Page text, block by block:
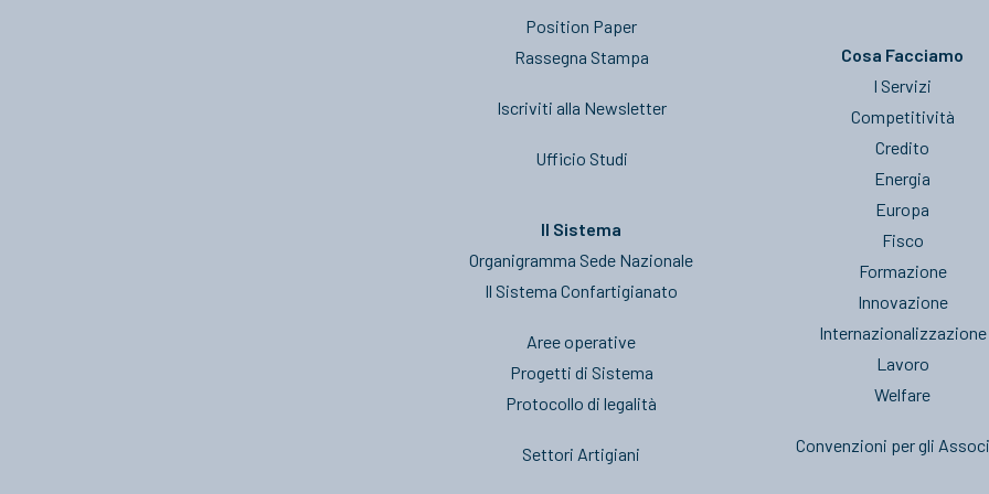
Position Paper
Rassegna Stampa
Iscriviti alla Newsletter
Ufficio Studi
Il Sistema
Organigramma Sede Nazionale
Il Sistema Confartigianato
Aree operative
Progetti di Sistema
Protocollo di legalità
Settori Artigiani
Cosa Facciamo
I Servizi
Competitività
Credito
Energia
Europa
Fisco
Formazione
Innovazione
Internazionalizzazione
Lavoro
Welfare
Convenzioni per gli